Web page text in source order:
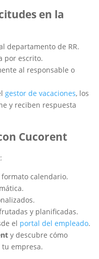
en la
departamento de RR.
por escrito.
al responsable o
gestor de vacaciones, los
y reciben respuesta
Cucorent
calendario.
y planificadas.
el portal del empleado.
y descubre cómo
empresa.